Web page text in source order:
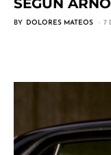
SEGÚN
BY DOLORES MATEOS 7